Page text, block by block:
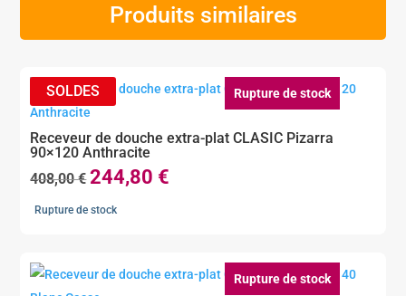
Produits similaires
Rupture de stock
Receveur de douche extra-plat CLASIC Pizarra
90×120 Anthracite
408,00€Le
prix
408,00 €.
244,80 €
244,80 €.
Rupture de stock
Rupture de stock